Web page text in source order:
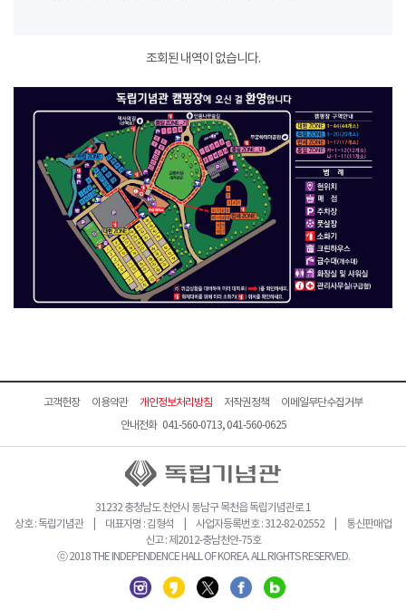
조회된 내역이 없습니다.
고객헌장 이용약관 개인정보처리방침 저작권정책
이메일무단수집거부
안내전화 041-560-0713, 041-560-0625
31232 충청남도 천안시 동남구 목천읍 독립기념관로 1
상호 : 독립기념관 | 대표자명 : 김형석 | 사업자등록번호 : 312-82-02552 | 통신판매업
신고 : 제2012-충남천안-75호
ⓒ 2018 THE INDEPENDENCE HALL OF KOREA. ALL RIGHTS RESERVED.